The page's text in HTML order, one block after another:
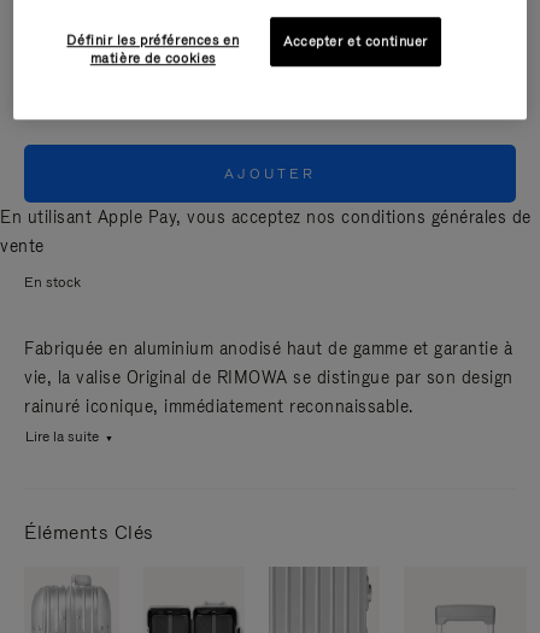
AJOUTER
En utilisant Apple Pay, vous acceptez nos conditions générales de
vente
En stock
Fabriquée en aluminium anodisé haut de gamme et garantie à
vie, la valise Original de RIMOWA se distingue par son design
rainuré iconique, immédiatement reconnaissable.
Lire la suite
Éléments Clés
Définir les préférences en
matière de cookies
Accepter et continuer